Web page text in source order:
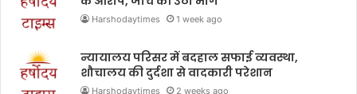
Harshodaytimes 1 week ago
न्यायालय परिसर में बदहाल सफाई व्यवस्था,
शौचालय की दुर्दशा से वादकारी परेशान
Harshodaytimes 2 weeks ago